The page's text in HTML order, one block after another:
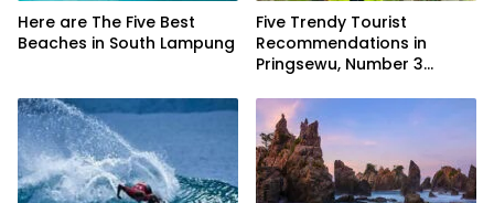
Here are The Five Best
Beaches in South Lampung
Five Trendy Tourist
Recommendations in
Pringsewu, Number 3
President